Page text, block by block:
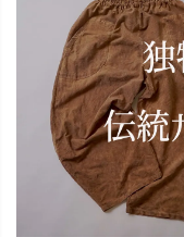
ながらも、窮屈
感なく見た目も
スッキリでご着
用いただけるの
で、今からの時
期もとってもお
すすめです😍💯
ゆったりとし
たバルーンパン